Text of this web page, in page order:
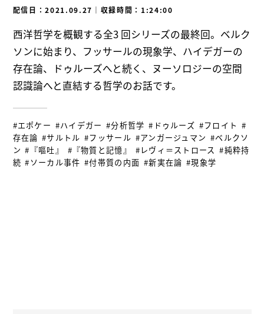
配信日：2021.09.27 ｜ 収録時間：1:24:00
西洋哲学を概観する全3 回シリーズの最終回。ベルク
ソンに始まり、フッサールの現象学、ハイデガーの
存在論、ドゥルーズへと続く、ヌーソロジーの空間
認識論へと直結する哲学のお話です。
#エポケー #ハイデガー #分析哲学 #ドゥルーズ #フロイト #
存在論 #サルトル #フッサール #アンガージュマン #ベルクソ
ン #『嘔吐』 #『物質と記憶』 #レヴィ＝ストロース #純粋持
続 #ソーカル事件 #付帯質の内面 #新実在論 #現象学